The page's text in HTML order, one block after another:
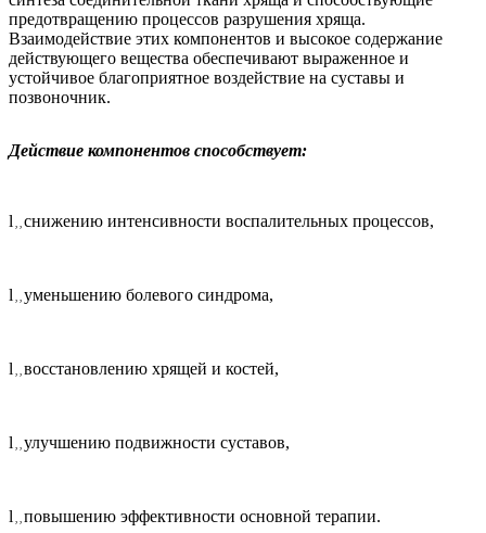
предотвращению процессов разрушения хряща.
Взаимодействие этих компонентов и высокое содержание
действующего вещества обеспечивают выраженное и
устойчивое благоприятное воздействие на суставы и
позвоночник.
Действие компонентов способствует:
l , , снижению интенсивности воспалительных процессов,
l , , уменьшению болевого синдрома,
l , , восстановлению хрящей и костей,
l , , улучшению подвижности суставов,
l , , повышению эффективности основной терапии.